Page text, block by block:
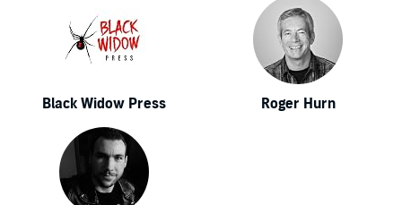
Black Widow Press Roger Hurn